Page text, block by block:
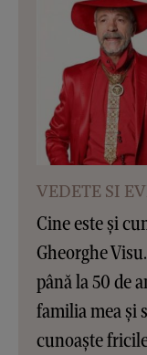
VEDETE SI
Cine este și
Gheorghe
până la 50 de
familia mea și
cunoaște